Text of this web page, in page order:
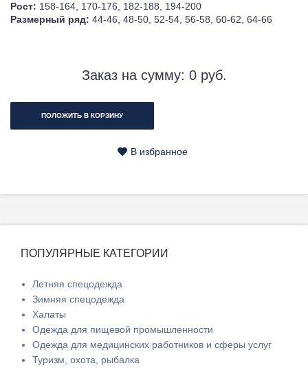
Рост: 158-164, 170-176, 182-188, 194-200
Размерный ряд: 44-46, 48-50, 52-54, 56-58, 60-62, 64-66
Заказ на сумму: 0руб.
ПОЛОЖИТЬ В КОРЗИНУ
В избранное
ПОПУЛЯРНЫЕ КАТЕГОРИИ
Летняя спецодежда
Зимняя спецодежда
Халаты
Одежда для пищевой промышленности
Одежда для медицинских работников и сферы услуг
Туризм, охота, рыбалка